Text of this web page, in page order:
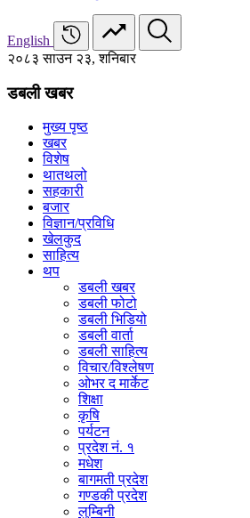
English
२०८३ साउन २३, शनिबार
डबली खबर
मुख्य पृष्ठ
खबर
विशेष
थातथलो
सहकारी
बजार
विज्ञान/प्रविधि
खेलकुद
साहित्य
थप
डबली खबर
डबली फोटो
डबली भिडियो
डबली वार्ता
डबली साहित्य
विचार/विश्‍लेषण
ओभर द मार्केट
शिक्षा
कृषि
पर्यटन
प्रदेश नं. १
मधेश
बागमती प्रदेश
गण्डकी प्रदेश
लुम्बिनी